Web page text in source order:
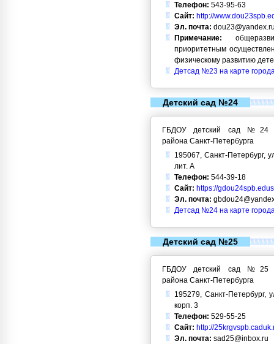
Телефон: 543-95-63
Сайт: http://
Эл. почта:
Примечание:
приоритетным
физическому развитию
Детсад №23 на карте
Детский сад №24
ГБДОУ детский сад №24
района Санкт-Петербурга
195067, Санкт-Петербург,
лит. А
Телефон: 544-39-18
Сайт: https://
Эл. почта:
Детсад №24 на карте
Детский сад №25
ГБДОУ детский сад №25
района Санкт-Петербурга
195279, Санкт-Петербург,
корп. 3
Телефон: 529-55-25
Сайт: http://
Эл. почта: sad25@inbox.ru